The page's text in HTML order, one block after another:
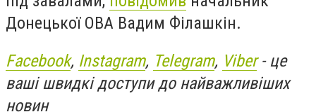
Донецької ОВА Вадим Філашкін.
Facebook, Instagram, Telegram, Viber- це
ваші швидкі доступи до найважливіших
новин